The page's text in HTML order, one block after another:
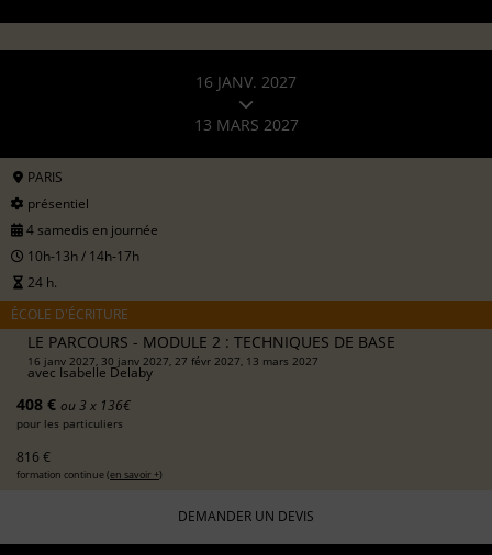
16 JANV. 2027
13 MARS 2027
PARIS
présentiel
4 samedis en journée
10h-13h / 14h-17h
24 h.
ÉCOLE D'ÉCRITURE
LE PARCOURS - MODULE 2 : TECHNIQUES DE BASE
16 janv 2027, 30 janv 2027, 27 févr 2027, 13 mars 2027
avec Isabelle Delaby
408 € ou 3 x 136€
pour les particuliers
816 €
formation continue (en savoir +)
DEMANDER UN DEVIS